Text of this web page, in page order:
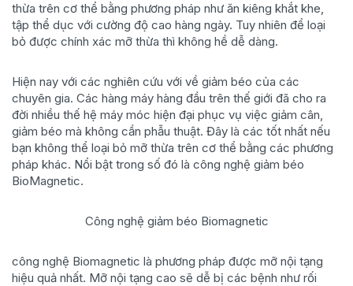
thừa trên cơ thể bằng phương pháp như ăn kiêng khắt khe,
tập thể dục với cường độ cao hàng ngày. Tuy nhiên để loại
bỏ được chính xác mỡ thừa thì không hề dễ dàng.
Hiện nay với các nghiên cứu với về giảm béo của các
chuyên gia. Các hàng máy hàng đầu trên thế giới đã cho ra
đời nhiều thế hệ máy móc hiện đại phục vụ việc giảm cân,
giảm béo mà không cần phẫu thuật. Đây là các tốt nhất nếu
bạn không thể loại bỏ mỡ thừa trên cơ thể bằng các phương
pháp khác. Nổi bật trong số đó là công nghệ giảm béo
BioMagnetic.
Công nghệ giảm béo Biomagnetic
công nghệ Biomagnetic là phương pháp được mỡ nội tạng
hiệu quả nhất. Mỡ nội tạng cao sẽ dễ bị các bệnh như rối